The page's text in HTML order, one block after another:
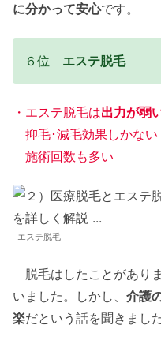
に分かって安心です。
６位 エステ脱毛
・エステ脱毛は出力が弱
抑毛･減毛効果しかない
施術回数も多い
エステ脱毛
脱毛はしたことがありま
いました。しかし、 介護
楽だという話を聞きました